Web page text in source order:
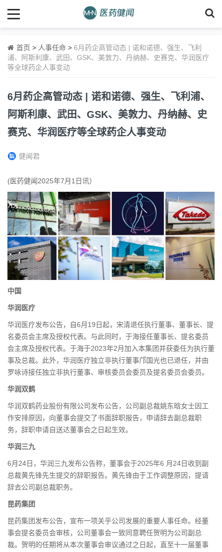
首页 > 人事任命 > 6月药企高管动态 | 诺和诺德、强生、飞利
浦、阿斯利康、武田、GSK、美敦力、丹纳赫、史赛克、华润医疗
等全球药企人事变动
6月药企高管动态 | 诺和诺德、强生、飞利浦、
阿斯利康、武田、GSK、美敦力、丹纳赫、史
赛克、华润医疗等全球药企人事变动
健闻君
(医药健闻2025年7月1日讯）
中国
华润医疗
华润医疗发布公告，自6月19日起，宋清退任执行董事、董事长、提
名委员会主席及授权代表。与此同时，于海接任董事长、提名委员
会主席及授权代表。于海于2023年2月加入本集团并获委任为执行董
事及总裁。此外，华润医疗独立非执行董事邝国光也已退任，并由
罗咏诗接任独立非执行董事、审核委员会委员及提名委员会委员。
华润双鹤
华润双鹤药业股份有限公司发布公告，公司副总裁姚东晗女士因工
作安排原因，向董事会提交了书面辞职报告，申请辞去副总裁职
务，辞职申请自送达董事会之日起生效。
华润三九
6月24日，华润三九发布公告称，董事会于2025年6 月24日收到副
总裁黄先锋先生提交的辞职报告。黄先锋由于工作调整原因，提请
辞去公司副总裁职务。
昆药集团
昆药集团发布公告，宣布一项关乎公司发展的重要人事任命。经董
事会提名委员会审核，公司董事会一致同意聘任贺明为公司副总
裁。贺明的任期将从本次董事会审议通过之日起，直至十一届董事